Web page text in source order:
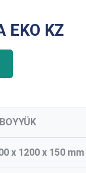
EKO KZ
x 1200 x 150 mm